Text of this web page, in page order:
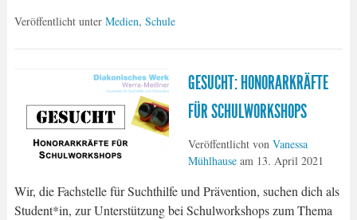
Veröffentlicht unter Medien, Schule
GESUCHT: HONORARKRÄFTE
FÜR SCHULWORKSHOPS
Veröffentlicht von Vanessa
Mühlhauseam 13. April 2021
Wir, die Fachstelle für Suchthilfe und Prävention, suchen dich als
Student*in, zur Unterstützung bei Schulworkshops zum Thema